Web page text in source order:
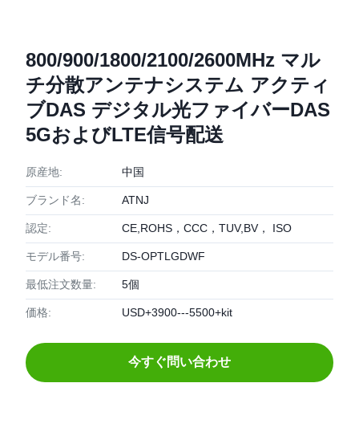
800/900/1800/2100/2600MHz マル
チ分散アンテナシステム アクティ
ブDAS デジタル光ファイバーDAS
5GおよびLTE信号配送
原産地: 中国
ブランド名: ATNJ
認定: CE,ROHS，CCC，TUV,BV， ISO
モデル番号: DS-OPTLGDWF
最低注文数量: 5個
価格: USD+3900---5500+kit
今すぐ問い合わせ